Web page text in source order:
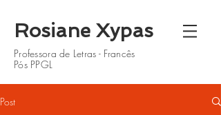
Rosiane Xypas
Professora de Letras - Francês
Pós PPGL
Post